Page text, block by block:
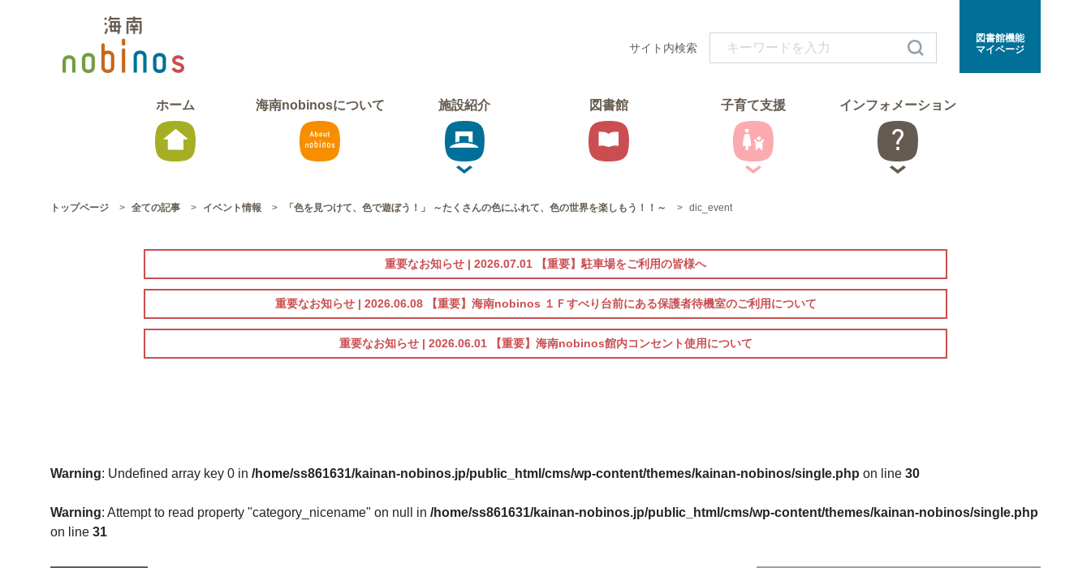
サイト内検索
図書館機能
マイページ
ホーム 海南nobinosについて 施設紹介 図書館 子育て支援 インフォメーション
トップページ > 全ての記事 > イベント情報 > 「色を見つけて、色で遊ぼう！」 ～たくさんの色にふれて、色の世界を楽しもう！！～ > dic_event
重要なお知らせ | 2026.07.01 【重要】駐車場をご利用の皆様へ
重要なお知らせ | 2026.06.08【重要】海南nobinos １Ｆすべり台前にある保護者待機室のご利用について
重要なお知らせ | 2026.06.01【重要】海南nobinos館内コンセント使用について
Warning: Undefined array key 0 in /home/ss861631/kainan-nobinos.jp/public_html/cms/wp-content/themes/kainan-nobinos/single.php on line 30
Warning: Attempt to read property "category_nicename" on null in /home/ss861631/kainan-nobinos.jp/public_html/cms/wp-content/themes/kainan-nobinos/single.php
on line 31